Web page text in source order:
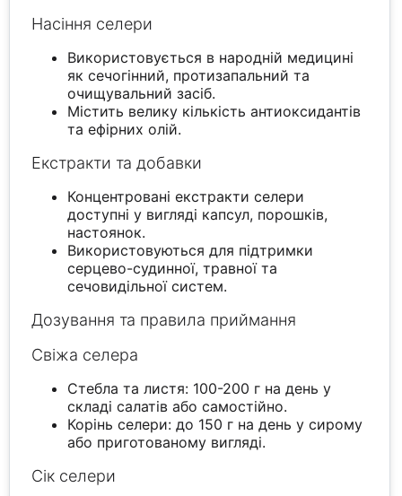
Насіння селери
Використовується в народній медицині
як сечогінний, протизапальний та
очищувальний засіб.
Містить велику кількість антиоксидантів
та ефірних олій.
Екстракти та добавки
Концентровані екстракти селери
доступні у вигляді капсул, порошків,
настоянок.
Використовуються для підтримки
серцево-судинної, травної та
сечовидільної систем.
Дозування та правила приймання
Свіжа селера
Стебла та листя: 100-200 г на день у
складі салатів або самостійно.
Корінь селери: до 150 г на день у сирому
або приготованому вигляді.
Сік селери